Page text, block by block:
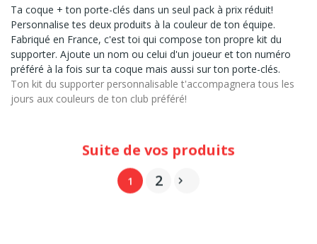
Ta coque + ton porte-clés dans un seul pack à prix réduit!
Personnalise tes deux produits à la couleur de ton équipe.
Fabriqué en France, c'est toi qui compose ton propre kit du
supporter. Ajoute un nom ou celui d'un joueur et ton numéro
préféré à la fois sur ta coque mais aussi sur ton porte-clés.
Ton kit du supporter personnalisable t'accompagnera tous les
jours aux couleurs de ton club préféré!
1 2 